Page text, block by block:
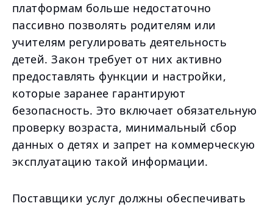
платформам больше недостаточно
пассивно позволять родителям или
учителям регулировать деятельность
детей. Закон требует от них активно
предоставлять функции и настройки,
которые заранее гарантируют
безопасность. Это включает обязательную
проверку возраста, минимальный сбор
данных о детях и запрет на коммерческую
эксплуатацию такой информации.
Поставщики услуг должны обеспечивать